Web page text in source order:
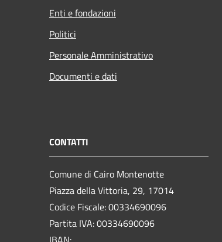
Enti e fondazioni
Politici
Personale Amministrativo
Documenti e dati
CONTATTI
Comune di Cairo Montenotte
Piazza della Vittoria, 29, 17014
Codice Fiscale: 00334690096
Partita IVA: 00334690096